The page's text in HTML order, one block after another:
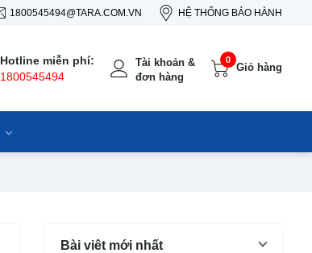
1800545494@TARA.COM.VN HỆ THỐNG BẢO HÀNH
Hotline miễn phí:
1800545494
Tài khoản &
đơn hàng
0
Giỏ hàng
Bài viêt mới nhất